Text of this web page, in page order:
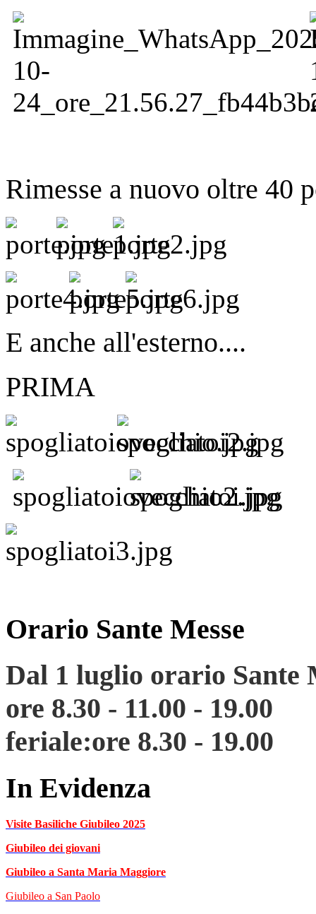
Rimesse a nuovo oltre 40
E anche all'esterno....
Orario Sante Messe
Dal 1 luglio orario Sante
ore 8.30 - 11.00 - 19.00
feriale:ore 8.30 - 19.00
In Evidenza
Visite Basiliche Giubileo 2025
Giubileo dei giovani
Giubileo a Santa Maria Maggiore
Giubileo a San Paolo